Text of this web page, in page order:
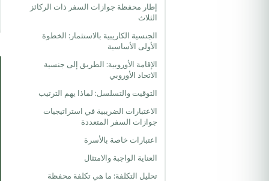
إطار محفظة جوازات السفر ذات الركائز
الثلاث
الجنسية الكاريبية بالاستثمار: الخطوة
الأولى الأساسية
الإقامة الأوروبية: الطريق إلى جنسية
الاتحاد الأوروبي
التوقيت والتسلسل: لماذا يهم الترتيب
الاعتبارات الضريبية في استراتيجيات
جوازات السفر المتعددة
اعتبارات خاصة بالأسرة
العناية الواجبة والامتثال
تحليل التكلفة: ما هي تكلفة محفظة